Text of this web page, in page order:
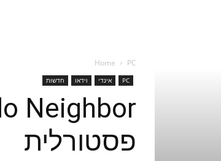
Home PC
PC אינדי וידאו חדשות
פסטורלית